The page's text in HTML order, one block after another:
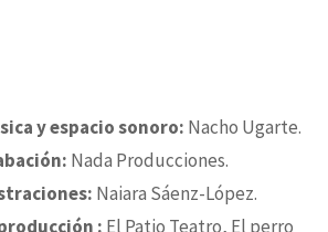
y espacio sonoro: Nacho Ugarte.
Nada Producciones.
Naiara Sáenz-López.
: El Patio Teatro, El perro